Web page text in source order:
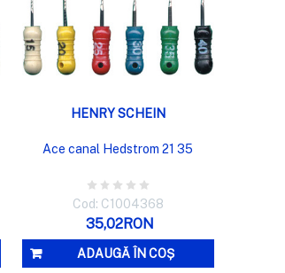
HENRY SCHEIN
Ace canal Hedstrom 21 35
Cod: C1004368
35,02RON
ADAUGĂ ÎN COȘ